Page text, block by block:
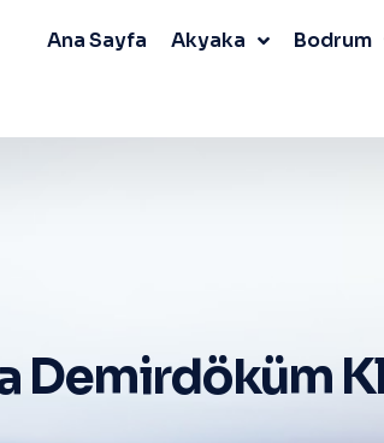
Ana Sayfa Akyaka Bodrum
Demirdöküm